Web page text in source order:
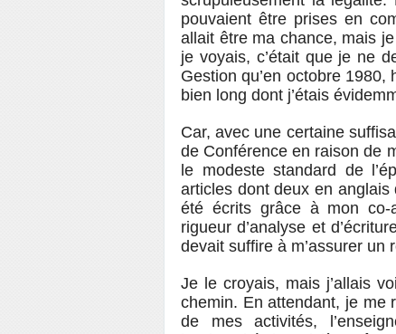
pouvaient être prises en
allait être ma chance, mais
je voyais, c’était que je ne
Gestion qu’en octobre
bien long dont j’étais
Car, avec une certaine
de Conférence en raison de
le modeste standard de
articles dont deux en anglais
été écrits grâce à mon
rigueur d’analyse et
devait suffire à m’assurer un
Je le croyais, mais j’allais
chemin. En attendant, je me
de mes activités,